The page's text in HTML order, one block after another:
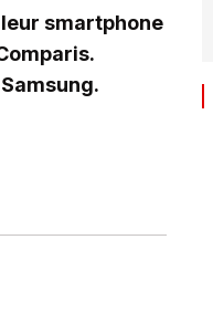
smartphone